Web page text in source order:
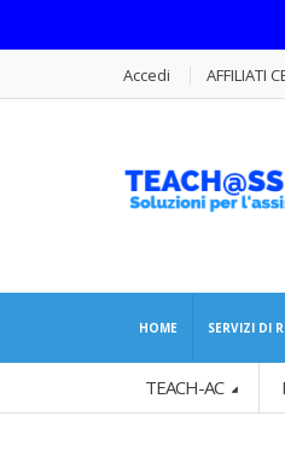
Accedi AFFILIATI
HOME SERVIZI DI
TEACH-AC